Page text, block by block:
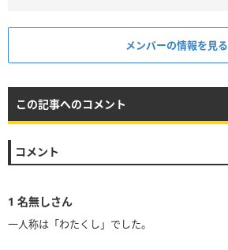
メンバーの情報を見る
この記事へのコメント
コメント
1 名無しさん
一人称は「わたくし」でした。